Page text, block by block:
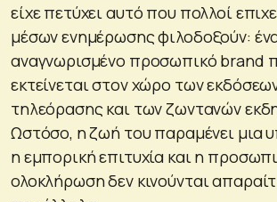
είχε πετύχει αυτό που πολλοί
μέσων ενημέρωσης φιλοδοξούν:
αναγνωρισμένο προσωπικό brand
εκτείνεται στον χώρο των
τηλεόρασης και των ζωντανών
Ωστόσο, η ζωή του παραμένει μια
η εμπορική επιτυχία και η
ολοκλήρωση δεν κινούνται